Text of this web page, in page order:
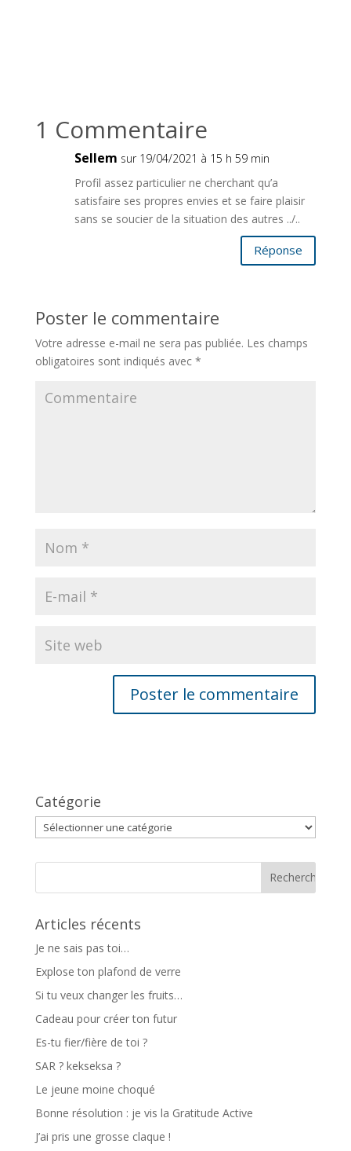
1 Commentaire
Sellem sur 19/04/2021 à 15 h 59 min
Profil assez particulier ne cherchant qu’a
satisfaire ses propres envies et se faire plaisir
sans se soucier de la situation des autres ../..
Réponse
Poster le commentaire
Votre adresse e-mail ne sera pas publiée. Les champs
obligatoires sont indiqués avec *
Catégorie
Catégorie
Articles récents
Je ne sais pas toi…
Explose ton plafond de verre
Si tu veux changer les fruits…
Cadeau pour créer ton futur
Es-tu fier/fière de toi ?
SAR ? kekseksa ?
Le jeune moine choqué
Bonne résolution : je vis la Gratitude Active
J’ai pris une grosse claque !